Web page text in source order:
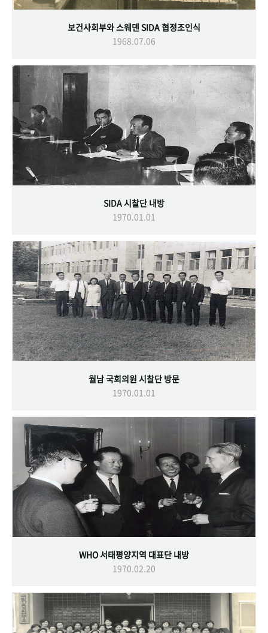
보건사회부와 스웨덴 SIDA 협정조인식
1968.07.06
SIDA 시찰단 내방
1970.01.01
월남 국회의원 시찰단 방문
1970.01.01
WHO 서태평양지역 대표단 내방
1970.02.20